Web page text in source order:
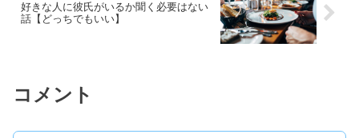
好きな人に彼氏がいるか聞く必要はない
話【どっちでもいい】
コメント